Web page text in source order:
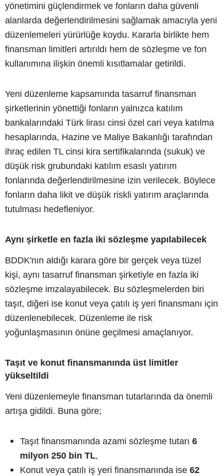
yönetimini güçlendirmek ve fonların daha güvenli
alanlarda değerlendirilmesini sağlamak amacıyla yeni
düzenlemeleri yürürlüğe koydu. Kararla birlikte hem
finansman limitleri artırıldı hem de sözleşme ve fon
kullanımına ilişkin önemli kısıtlamalar getirildi.
Yeni düzenleme kapsamında tasarruf finansman
şirketlerinin yönettiği fonların yalnızca katılım
bankalarındaki Türk lirası cinsi özel cari veya katılma
hesaplarında, Hazine ve Maliye Bakanlığı tarafından
ihraç edilen TL cinsi kira sertifikalarında (sukuk) ve
düşük risk grubundaki katılım esaslı yatırım
fonlarında değerlendirilmesine izin verilecek. Böylece
fonların daha likit ve düşük riskli yatırım araçlarında
tutulması hedefleniyor.
Aynı şirketle en fazla iki sözleşme yapılabilecek
BDDK'nın aldığı karara göre bir gerçek veya tüzel
kişi, aynı tasarruf finansman şirketiyle en fazla iki
sözleşme imzalayabilecek. Bu sözleşmelerden biri
taşıt, diğeri ise konut veya çatılı iş yeri finansmanı için
düzenlenebilecek. Düzenleme ile risk
yoğunlaşmasının önüne geçilmesi amaçlanıyor.
Taşıt ve konut finansmanında üst limitler
yükseltildi
Yeni düzenlemeyle finansman tutarlarında da önemli
artışa gidildi. Buna göre;
Taşıt finansmanında azami sözleşme tutarı 6
milyon 250 bin TL,
Konut veya çatılı iş yeri finansmanında ise 62